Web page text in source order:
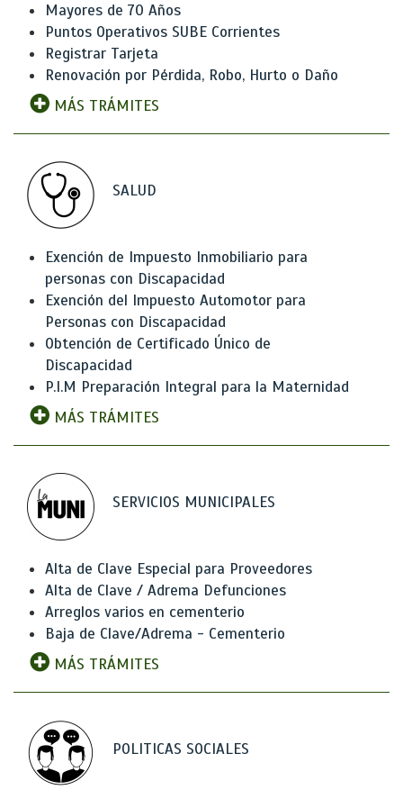
Mayores de 70 Años
Puntos Operativos SUBE Corrientes
Registrar Tarjeta
Renovación por Pérdida, Robo, Hurto o Daño
MÁS TRÁMITES
SALUD
Exención de Impuesto Inmobiliario para
personas con Discapacidad
Exención del Impuesto Automotor para
Personas con Discapacidad
Obtención de Certificado Único de
Discapacidad
P.I.M Preparación Integral para la Maternidad
MÁS TRÁMITES
SERVICIOS MUNICIPALES
Alta de Clave Especial para Proveedores
Alta de Clave / Adrema Defunciones
Arreglos varios en cementerio
Baja de Clave/Adrema - Cementerio
MÁS TRÁMITES
POLITICAS SOCIALES